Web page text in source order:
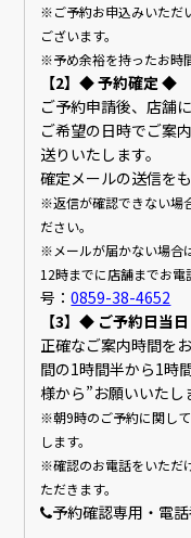
※ご予約お申込みいただ
ございます。
※予め余裕を持ったお時
【2】◆ 予約確定 ◆
ご予約申請後、店舗
ご希望の日時でご案
送りいたします。
確定メールの送信を
※返信が確認できない場
ださい。
※メールが届かない場合
12時までに店舗までお電
号：0859-38-4652
【3】◆ ご予約日当
正確なご案内時間を
間の1時間半から1時
様から”お願いいたし
※朝9時のご予約に関し
します。
※確認のお電話をいただ
ただきます。
予約確認専用・電